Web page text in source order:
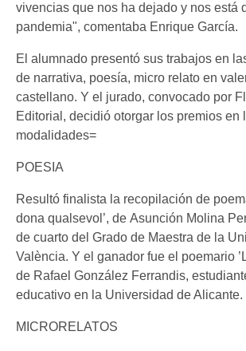
vivencias que nos ha dejado y nos está
pandemia", comentaba Enrique García.
El alumnado presentó sus trabajos en
de narrativa, poesía, micro relato en
castellano. Y el jurado, convocado por
Editorial, decidió otorgar los premios en
modalidades=
POESIA
Resultó finalista la recopilación de
dona qualsevol’, de Asunción Molina
de cuarto del Grado de Maestra de la
València. Y el ganador fue el poemario
de Rafael González Ferrandis,
educativo en la Universidad de Alicante.
MICRORELATOS